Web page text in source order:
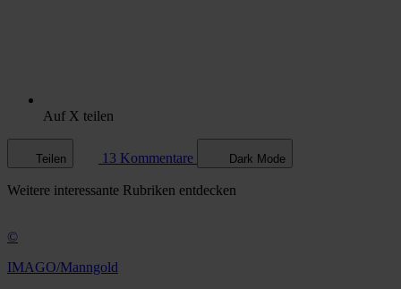
Auf X teilen
Teilen 13 Kommentare Dark Mode
Weitere interessante Rubriken entdecken
©
IMAGO/Manngold